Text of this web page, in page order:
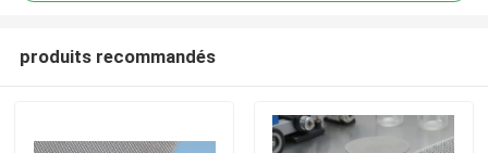
tissu tissu tissu tissu tissu tissu
tissu tissu tissu tissu tissu tissu
produits recommandés